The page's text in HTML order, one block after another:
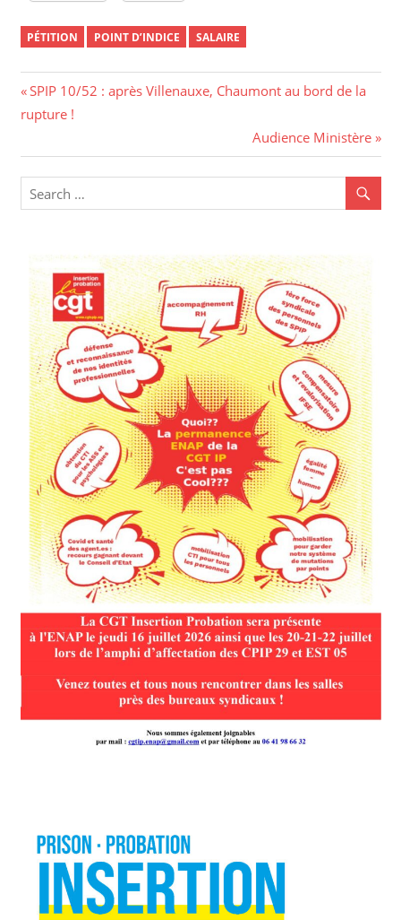
PÉTITION POINT D’INDICE SALAIRE
Navigation
de
l’article
Previous
Post:
SPIP 10/52 : après Villenauxe, Chaumont au bord de la
rupture !
Next
Post:
Audience Ministère